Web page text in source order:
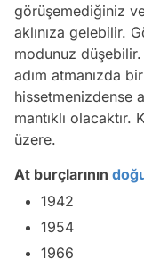
görüşemediğiniz
aklınıza gelebilir.
modunuz
adım atmanızda
hissetmenizdense
mantıklı olacaktır.
üzere.
At burçlarının
1942
1954
1966